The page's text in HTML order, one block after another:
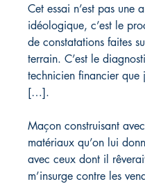
Cet essai n’est pas une
idéologique, c’est le
de constatations faites
terrain. C’est le
technicien financier que
[…].
Maçon construisant
matériaux qu’on lui
avec ceux dont il
m’insurge contre les